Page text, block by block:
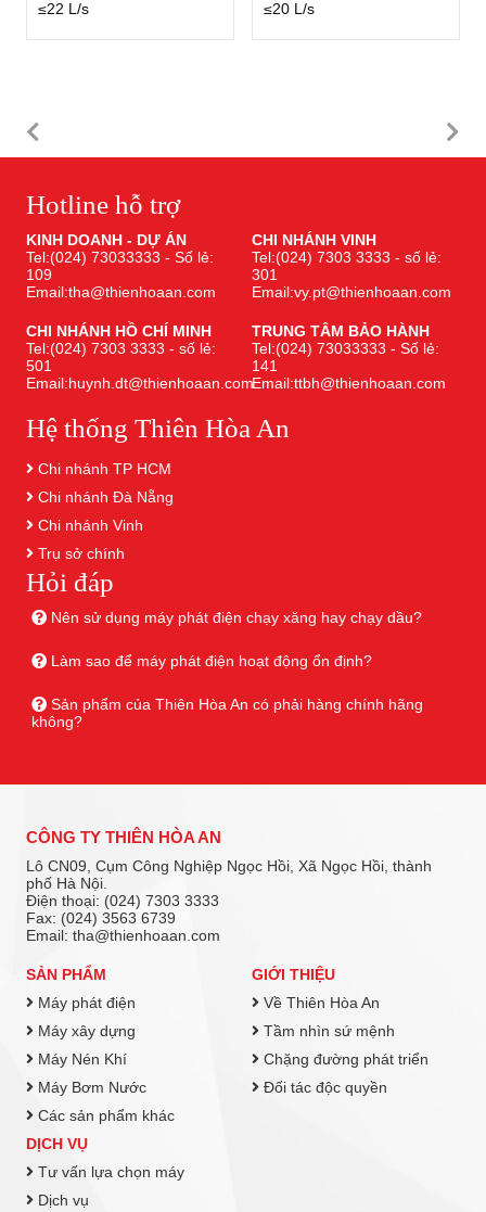
≤22 L/s
≤20 L/s
Hotline hỗ trợ
KINH DOANH - DỰ ÁN
Tel:(024) 73033333 - Số lẻ:
109
Email:tha@thienhoaan.com
CHI NHÁNH VINH
Tel:(024) 7303 3333 - số lẻ:
301
Email:vy.pt@thienhoaan.com
CHI NHÁNH HỒ CHÍ MINH
Tel:(024) 7303 3333 - số lẻ:
501
Email:huynh.dt@thienhoaan.com
TRUNG TÂM BẢO HÀNH
Tel:(024) 73033333 - Số lẻ:
141
Email:ttbh@thienhoaan.com
Hệ thống Thiên Hòa An
Chi nhánh TP HCM
Chi nhánh Đà Nẵng
Chi nhánh Vinh
Trụ sở chính
Hỏi đáp
Nên sử dụng máy phát điện chạy xăng hay chạy dầu?
Làm sao để máy phát điện hoạt động ổn định?
Sản phẩm của Thiên Hòa An có phải hàng chính hãng
không?
CÔNG TY THIÊN HÒA AN
Lô CN09, Cụm Công Nghiệp Ngọc Hồi, Xã Ngọc Hồi, thành
phố Hà Nội.
Điện thoại: (024) 7303 3333
Fax: (024) 3563 6739
Email: tha@thienhoaan.com
SẢN PHẨM
Máy phát điện
Máy xây dựng
Máy Nén Khí
Máy Bơm Nước
Các sản phẩm khác
GIỚI THIỆU
Về Thiên Hòa An
Tầm nhìn sứ mệnh
Chặng đường phát triển
Đối tác độc quyền
DỊCH VỤ
Tư vấn lựa chọn máy
Dịch vụ